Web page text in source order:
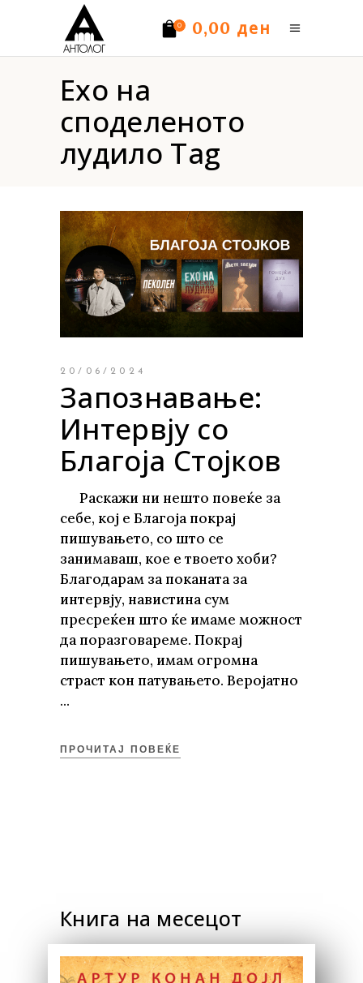
0 0,00 ден
Нема производи.
Ехо на
споделеното
лудило Tag
20/06/2024
Запознавање:
Интервју со
Благоја Стојков
Раскажи ни нешто повеќе за
себе, кој е Благоја покрај
пишувањето, со што се
занимаваш, кое е твоето хоби?
Благодарам за поканата за
интервју, навистина сум
пресреќен што ќе имаме можност
да поразговареме. Покрај
пишувањето, имам огромна
страст кон патувањето. Веројатно
ПРОЧИТАЈ ПОВЕЌЕ
Книга на месецот